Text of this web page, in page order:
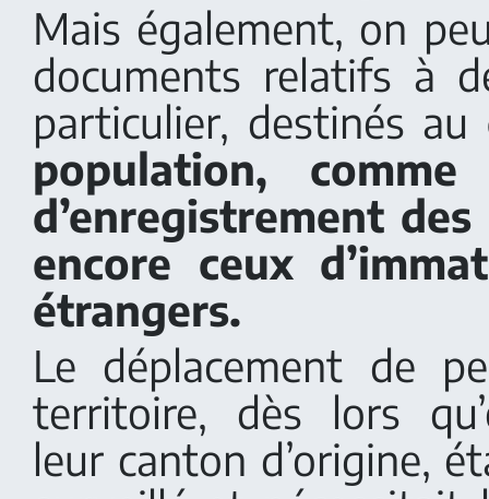
Mais également, on
documents relatifs à
particulier, destinés au
population,
d’enregistrement
encore ceux
étrangers.
Le déplacement de
territoire, dès lors
leur canton d’origine,